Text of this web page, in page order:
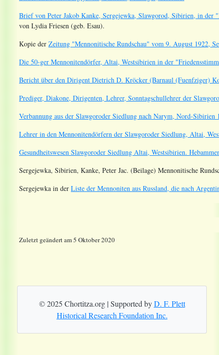
Brief von Peter Jakob Kanke, Sergejewka, Slawgorod, Sibirien, in
von Lydia Friesen (geb. Esau).
Kopie der Zeitung "Mennonitische Rundschau" vom 9. August 1922,
Die 50-ger Mennonitendörfer, Altai, Westsibirien in der
Bericht über den Dirigent Dietrich D. Kröcker (Barnaul (Fuenfziger)
Prediger, Diakone, Dirigenten, Lehrer, Sonntagschullehrer der
Verbannung aus der Slawgoroder Siedlung nach Narym, Nord-Sibirien
Lehrer in den Mennonitendörfern der Slawgoroder Siedlung, Altai,
Gesundheitswesen Slawgoroder Siedlung Altai, Westsibirien.
Sergejewka, Sibirien, Kanke, Peter Jac. (Beilage) Mennonitische
Sergejewka in der Liste der Mennoniten aus Russland, die nach
Zuletzt geändert am 5 Oktober 2020
© 2025 Chortitza.org | Supported byD. F. Plett
Historical Research Foundation Inc.